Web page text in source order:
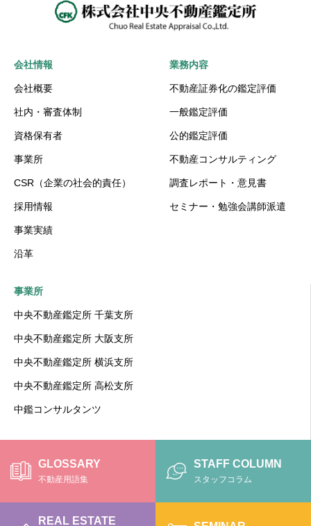
会社情報
会社概要
社内・審査体制
資格保有者
事業所
CSR（企業の社会的責任）
採用情報
事業実績
沿革
業務内容
不動産証券化の鑑定評価
一般鑑定評価
公的鑑定評価
不動産コンサルティング
調査レポート・意見書
セミナー・勉強会講師派遣
事業所
中央不動産鑑定所 千葉支所
中央不動産鑑定所 大阪支所
中央不動産鑑定所 横浜支所
中央不動産鑑定所 高松支所
中鑑コンサルタンツ
GLOSSARY
不動産用語集
STAFF COLUMN
スタッフコラム
REAL ESTATE